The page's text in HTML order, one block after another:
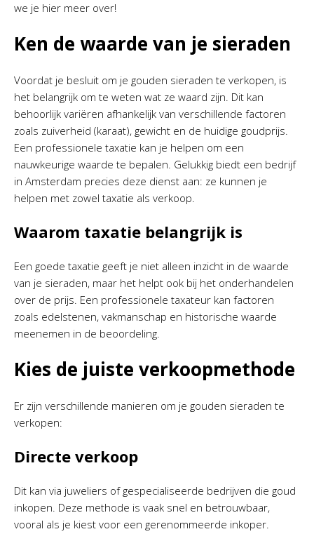
we je hier meer over!
Ken de waarde van je sieraden
Voordat je besluit om je gouden sieraden te verkopen, is
het belangrijk om te weten wat ze waard zijn. Dit kan
behoorlijk variëren afhankelijk van verschillende factoren
zoals zuiverheid (karaat), gewicht en de huidige goudprijs.
Een professionele taxatie kan je helpen om een
nauwkeurige waarde te bepalen. Gelukkig biedt een bedrijf
in Amsterdam precies deze dienst aan: ze kunnen je
helpen met zowel taxatie als verkoop.
Waarom taxatie belangrijk is
Een goede taxatie geeft je niet alleen inzicht in de waarde
van je sieraden, maar het helpt ook bij het onderhandelen
over de prijs. Een professionele taxateur kan factoren
zoals edelstenen, vakmanschap en historische waarde
meenemen in de beoordeling.
Kies de juiste verkoopmethode
Er zijn verschillende manieren om je gouden sieraden te
verkopen:
Directe verkoop
Dit kan via juweliers of gespecialiseerde bedrijven die goud
inkopen. Deze methode is vaak snel en betrouwbaar,
vooral als je kiest voor een gerenommeerde inkoper.